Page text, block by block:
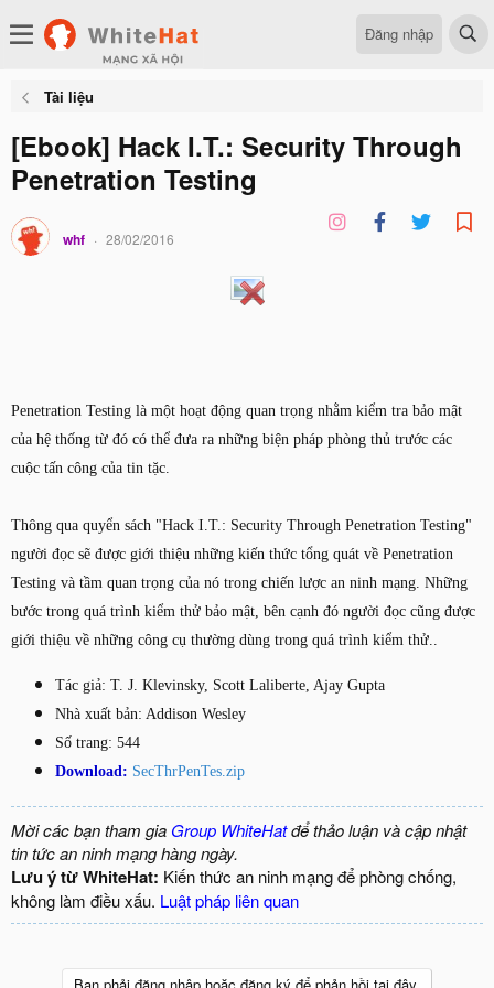
Đăng nhập
Tài liệu
[Ebook] Hack I.T.: Security Through
Penetration Testing
whf 28/02/2016
Penetration Testing là một hoạt động quan trọng nhằm kiểm tra bảo mật
của hệ thống từ đó có thể đưa ra những biện pháp phòng thủ trước các
cuộc tấn công của tin tặc.
Thông qua quyển sách "Hack I.T.: Security Through Penetration Testing"
người đọc sẽ được giới thiệu những kiến thức tổng quát về Penetration
Testing và tầm quan trọng của nó trong chiến lược an ninh mạng. Những
bước trong quá trình kiểm thử bảo mật, bên cạnh đó người đọc cũng được
giới thiệu về những công cụ thường dùng trong quá trình kiểm thử..
Tác giả: T. J. Klevinsky, Scott Laliberte, Ajay Gupta
Nhà xuất bản: Addison Wesley
Số trang: 544
Download: SecThrPenTes.zip
Mời các bạn tham gia Group WhiteHatđể thảo luận và cập nhật
tin tức an ninh mạng hàng ngày.
Lưu ý từ WhiteHat: Kiến thức an ninh mạng để phòng chống,
không làm điều xấu. Luật pháp liên quan